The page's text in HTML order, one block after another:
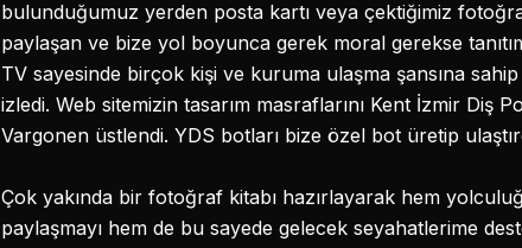
bulunduğumuz yerden posta kartı veya çektiğimiz
paylaşan ve bize yol boyunca gerek moral gerekse
TV sayesinde birçok kişi ve kuruma ulaşma şansına
izledi. Web sitemizin tasarım masraflarını Kent İzmir Diş
Vargonen üstlendi. YDS botları bize özel bot üretip
Çok yakında bir fotoğraf kitabı hazırlayarak hem
paylaşmayı hem de bu sayede gelecek seyahatlerime